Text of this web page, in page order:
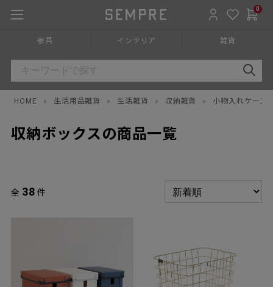
0
家具 インテリア 雑貨
HOME » 生活用品雑貨 » 生活雑貨 » 収納雑貨 » 小物入れケース
収納ボックスの商品一覧
全 38 件